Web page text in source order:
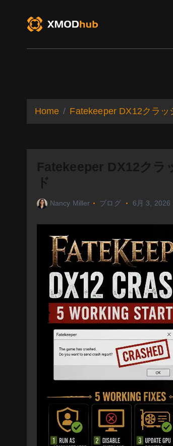
Home Fatekeeper DX12クラ
Fatekeeper DX12クラ
ド
Nancy Miller ブログ 6月 3, 2026